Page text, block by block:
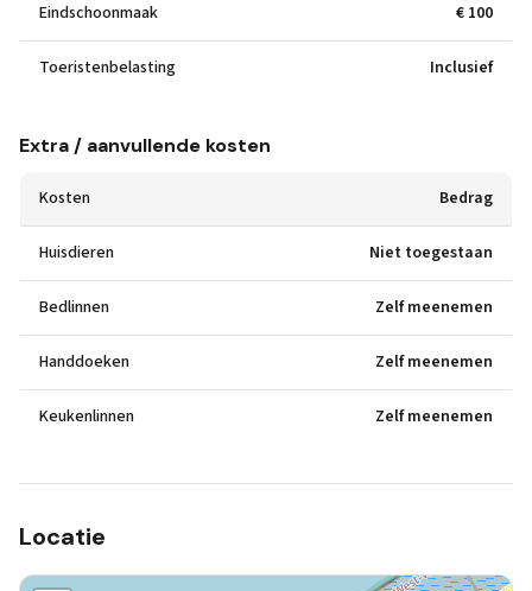
Eindschoonmaak € 100
Toeristenbelasting Inclusief
Extra / aanvullende kosten
Kosten Bedrag
Huisdieren Niet toegestaan
Bedlinnen Zelf meenemen
Handdoeken Zelf meenemen
Keukenlinnen Zelf meenemen
Locatie